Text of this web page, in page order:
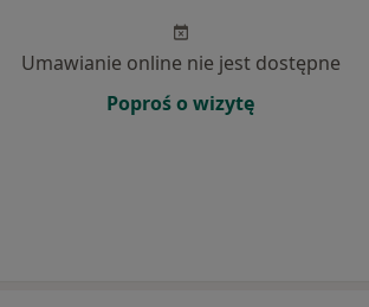
Umawianie online nie jest dostępne
Poproś o wizytę